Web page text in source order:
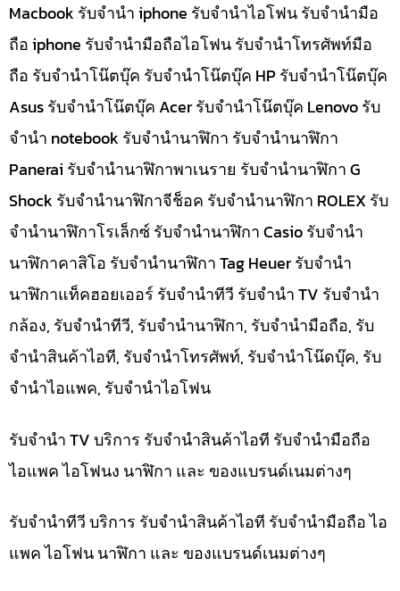
Macbook รับจำนำ iphone รับจำนำไอโฟน รับจำนำมือ
ถือ iphone รับจำนำมือถือไอโฟน รับจำนำโทรศัพท์มือ
ถือ รับจำนำโน๊ตบุ๊ค รับจำนำโน๊ตบุ๊ค HP รับจำนำโน๊ตบุ๊ค
Asus รับจำนำโน๊ตบุ๊ค Acer รับจำนำโน๊ตบุ๊ค Lenovo รับ
จำนำ notebook รับจำนำนาฬิกา รับจำนำนาฬิกา
Panerai รับจำนำนาฬิกาพาเนราย รับจำนำนาฬิกา G
Shock รับจำนำนาฬิกาจีช็อค รับจำนำนาฬิกา ROLEX รับ
จำนำนาฬิกาโรเล็กซ์ รับจำนำนาฬิกา Casio รับจำนำ
นาฬิกาคาสิโอ รับจำนำนาฬิกา Tag Heuer รับจำนำ
นาฬิกาแท็คฮอยเออร์ รับจำนำทีวี รับจำนำ TV รับจำนำ
กล้อง, รับจำนำทีวี, รับจำนำนาฬิกา, รับจำนำมือถือ, รับ
จำนำสินค้าไอที, รับจำนำโทรศัพท์, รับจำนำโน๊ดบุ๊ค, รับ
จำนำไอแพค, รับจำนำไอโฟน
รับจำนำ TV บริการ รับจำนำสินค้าไอที รับจำนำมือถือ
ไอแพค ไอโฟนง นาฬิกา และ ของแบรนด์เนมต่างๆ
รับจำนำทีวี บริการ รับจำนำสินค้าไอที รับจำนำมือถือ ไอ
แพค ไอโฟน นาฬิกา และ ของแบรนด์เนมต่างๆ